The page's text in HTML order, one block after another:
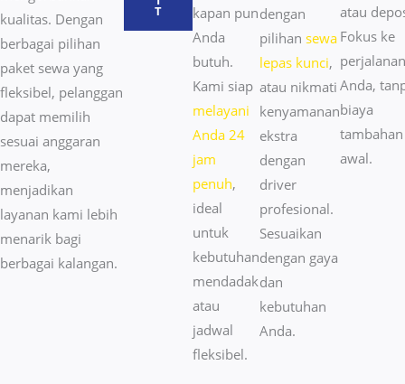
kualitas. Dengan
berbagai pilihan
paket sewa yang
fleksibel, pelanggan
dapat memilih
sesuai anggaran
mereka,
menjadikan
layanan kami lebih
menarik bagi
berbagai kalangan.
T
kapan pun
Anda
butuh.
Kami siap
melayani
Anda 24
jam
penuh,
ideal
untuk
kebutuhan
mendadak
atau
jadwal
fleksibel.
dengan
pilihan sewa
lepas kunci,
atau nikmati
kenyamanan
ekstra
dengan
driver
profesional.
Sesuaikan
dengan gaya
dan
kebutuhan
Anda.
atau
Fokus ke
perjalanan
Anda,
biaya
awal.